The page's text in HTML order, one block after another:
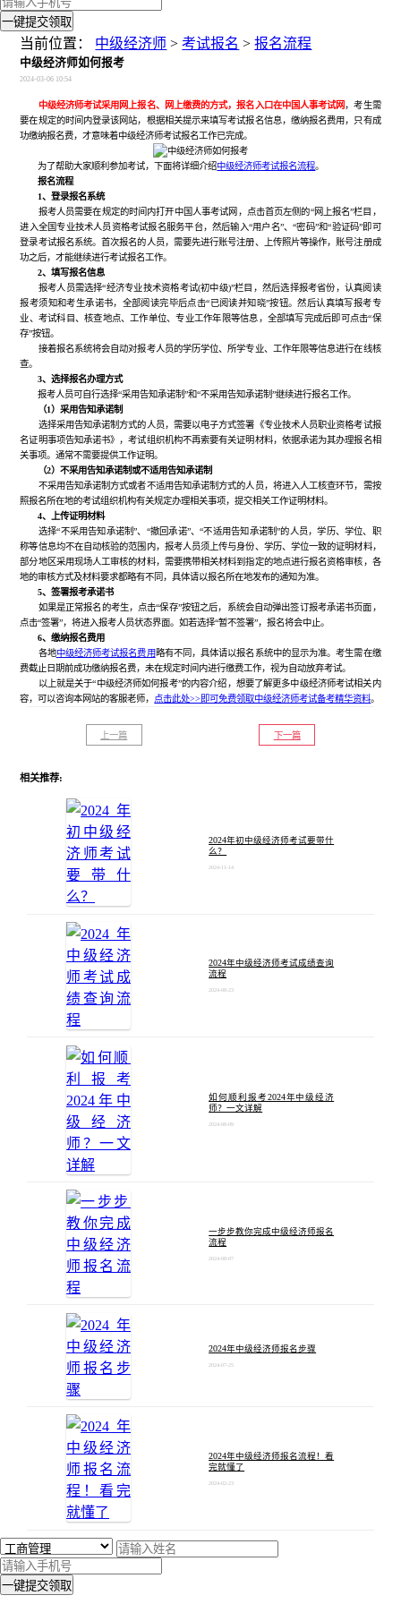
一键提交领取
当前位置： 中级经济师 >考试报名 >报名流程
中级经济师如何报考
2024-03-06 10:54
中级经济师考试采用网上报名、网上缴费的方式，报名入口在中国人事考试网，考生需
要在规定的时间内登录该网站，根据相关提示来填写考试报名信息，缴纳报名费用，只有成
功缴纳报名费，才意味着中级经济师考试报名工作已完成。
为了帮助大家顺利参加考试，下面将详细介绍中级经济师考试报名流程。
报名流程
1、登录报名系统
报考人员需要在规定的时间内打开中国人事考试网，点击首页左侧的“网上报名”栏目，
进入全国专业技术人员资格考试报名服务平台，然后输入“用户名”、“密码”和“验证码”即可
登录考试报名系统。首次报名的人员，需要先进行账号注册、上传照片等操作，账号注册成
功之后，才能继续进行考试报名工作。
2、填写报名信息
报考人员需选择“经济专业技术资格考试(初中级)”栏目，然后选择报考省份，认真阅读
报考须知和考生承诺书，全部阅读完毕后点击“已阅读并知晓”按钮。然后认真填写报考专
业、考试科目、核查地点、工作单位、专业工作年限等信息，全部填写完成后即可点击“保
存”按钮。
接着报名系统将会自动对报考人员的学历学位、所学专业、工作年限等信息进行在线核
查。
3、选择报名办理方式
报考人员可自行选择“采用告知承诺制”和“不采用告知承诺制”继续进行报名工作。
（1）采用告知承诺制
选择采用告知承诺制方式的人员，需要以电子方式签署《专业技术人员职业资格考试报
名证明事项告知承诺书》，考试组织机构不再索要有关证明材料，依据承诺为其办理报名相
关事项。通常不需要提供工作证明。
（2）不采用告知承诺制或不适用告知承诺制
不采用告知承诺制方式或者不适用告知承诺制方式的人员，将进入人工核查环节，需按
照报名所在地的考试组织机构有关规定办理相关事项，提交相关工作证明材料。
4、上传证明材料
选择“不采用告知承诺制”、“撤回承诺”、“不适用告知承诺制”的人员，学历、学位、职
称等信息均不在自动核验的范围内，报考人员须上传与身份、学历、学位一致的证明材料，
部分地区采用现场人工审核的材料，需要携带相关材料到指定的地点进行报名资格审核，各
地的审核方式及材料要求都略有不同，具体请以报名所在地发布的通知为准。
5、签署报考承诺书
如果是正常报名的考生，点击“保存”按钮之后，系统会自动弹出签订报考承诺书页面，
点击“签署”，将进入报考人员状态界面。如若选择“暂不签署”，报名将会中止。
6、缴纳报名费用
各地中级经济师考试报名费用略有不同，具体请以报名系统中的显示为准。考生需在缴
费截止日期前成功缴纳报名费，未在规定时间内进行缴费工作，视为自动放弃考试。
以上就是关于“中级经济师如何报考”的内容介绍，想要了解更多中级经济师考试相关内
容，可以咨询本网站的客服老师， 点击此处>>即可免费领取中级经济师考试备考精华资料。
上一篇 下一篇
相关推荐:
2024年初中级经济师考试要带什
么？
2024-11-14
2024年中级经济师考试成绩查询
流程
2024-08-23
如何顺利报考2024年中级经济
师？一文详解
2024-08-09
一步步教你完成中级经济师报名
流程
2024-08-07
2024年中级经济师报名步骤
2024-07-25
2024年中级经济师报名流程！看
完就懂了
2024-02-23
一键提交领取